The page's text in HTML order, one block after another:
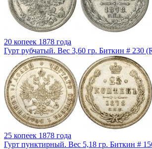
20 копеек 1878 года
Гурт рубчатый. Вес 3,60 гр. Биткин # 230
25 копеек 1878 года
Гурт пунктирный. Вес 5,18 гр. Биткин #